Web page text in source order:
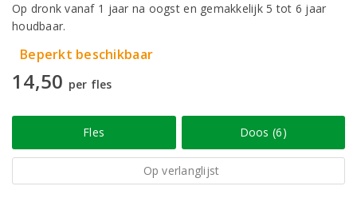
Op dronk vanaf 1 jaar na oogst en gemakkelijk 5 tot 6 jaar
houdbaar.
Beperkt beschikbaar
14,50 per fles
Fles Doos (6)
Op verlanglijst